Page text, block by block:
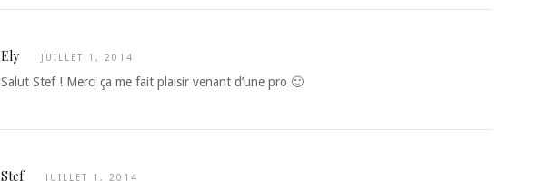
Ely JUILLET 1, 2014
Salut Stef ! Merci ça me fait plaisir venant d’une pro 🙂
Stef JUILLET 1, 2014